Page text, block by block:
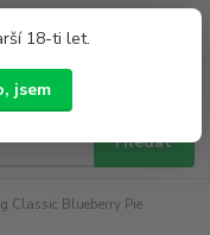
18-ti let.
jsem
Hledat
Classic Blueberry Pie